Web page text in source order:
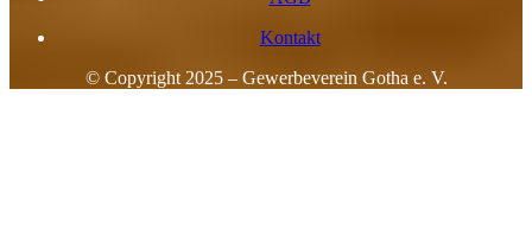
Kontakt
© Copyright 2025 – Gewerbeverein Gotha e. V.